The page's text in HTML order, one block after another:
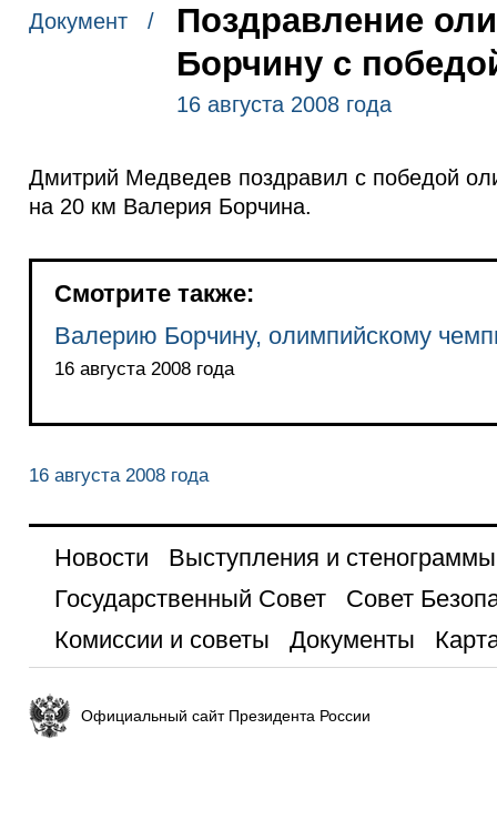
Документ /
Поздравление
Борчину с
16 августа 2008 года
Дмитрий Медведев поздравил с победой
на 20 км Валерия Борчина.
Смотрите также:
Валерию Борчину, олимпийскому
16 августа 2008 года
16 августа 2008 года
Новости
Выступления и стенограммы
Государственный Совет
Совет
Комиссии и советы
Документы
Официальный сайт Президента России